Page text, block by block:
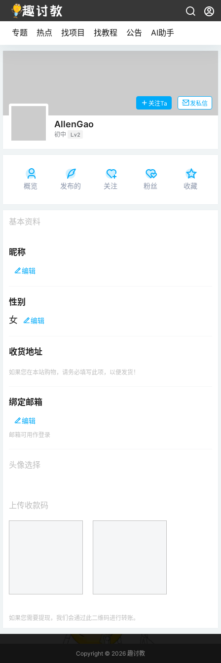
专题 热点 找项目 找教程 公告 AI助手
AllenGao
初中 Lv2
关注Ta 发私信
概览 发布的 关注 粉丝 收藏
基本资料
昵称
编辑
性别
女 编辑
收货地址
如果您在本站购物，请务必填写此项，以便发货！
绑定邮箱
编辑
邮箱可用作登录
头像选择
上传收款码
如果您需要提现，我们会通过此二维码进行转账。
Copyright © 2026 趣讨教